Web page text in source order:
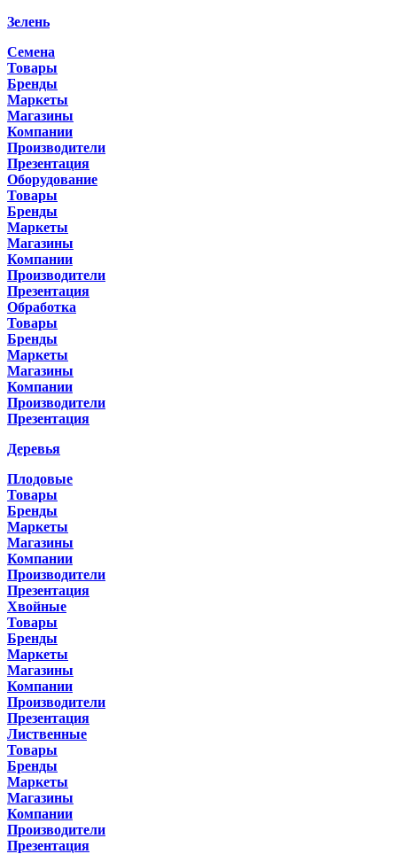
Зелень
Семена
Товары
Бренды
Маркеты
Магазины
Компании
Производители
Презентация
Оборудование
Товары
Бренды
Маркеты
Магазины
Компании
Производители
Презентация
Обработка
Товары
Бренды
Маркеты
Магазины
Компании
Производители
Презентация
Деревья
Плодовые
Товары
Бренды
Маркеты
Магазины
Компании
Производители
Презентация
Хвойные
Товары
Бренды
Маркеты
Магазины
Компании
Производители
Презентация
Лиственные
Товары
Бренды
Маркеты
Магазины
Компании
Производители
Презентация